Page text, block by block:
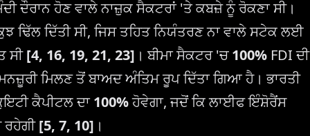
ਦੌਰਾਨ ਹੋਣ ਵਾਲੇ ਨਾਜ਼ੁਕ ਸੈਕਟਰਾਂ 'ਤੇ ਕਬਜ਼ੇ ਨੂੰ ਰੋਕਣਾ ਸੀ।
ਢਿੱਲ ਦਿੱਤੀ ਸੀ, ਜਿਸ ਤਹਿਤ ਨਿਯੰਤਰਣ ਨਾ ਵਾਲੇ ਸਟੇਕ ਲਈ
ਸੀ[4, 16, 19, 21, 23] । ਬੀਮਾ ਸੈਕਟਰ 'ਚ100% FDI ਦੀ
ਮਿਲਣ ਤੋਂ ਬਾਅਦ ਅੰਤਿਮ ਰੂਪ ਦਿੱਤਾ ਗਿਆ ਹੈ। ਭਾਰਤੀ
ਕੈਪੀਟਲ ਦਾ100%ਹੋਵੇਗਾ, ਜਦੋਂ ਕਿ ਲਾਈਫ ਇੰਸ਼ੋਰੈਂਸ
[5, 7, 10] ।